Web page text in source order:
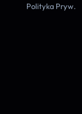
Polityka Pryw.